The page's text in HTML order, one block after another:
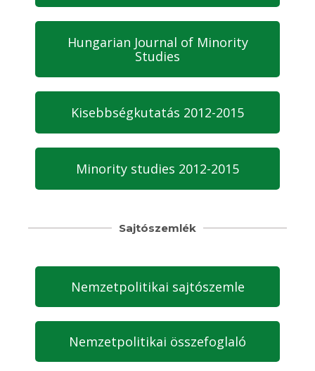
Hungarian Journal of Minority
Studies
Kisebbségkutatás 2012-2015
Minority studies 2012-2015
Sajtószemlék
Nemzetpolitikai sajtószemle
Nemzetpolitikai összefoglaló